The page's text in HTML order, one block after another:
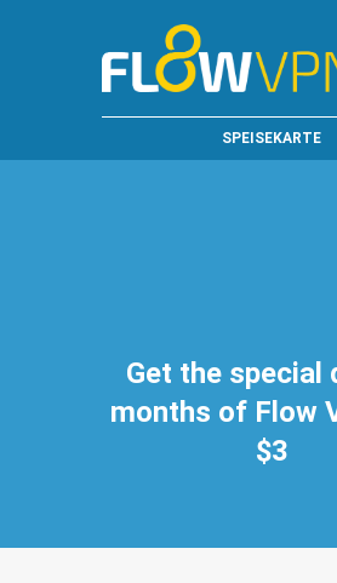
SPEISEKARTE
Get the special
months of Flow
$3